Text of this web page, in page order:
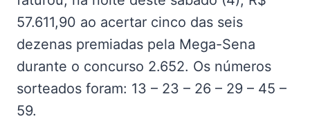
57.611,90 ao acertar cinco das seis
dezenas premiadas pela Mega-Sena
durante o concurso 2.652. Os números
sorteados foram: 13 – 23 – 26 – 29 – 45 –
59.